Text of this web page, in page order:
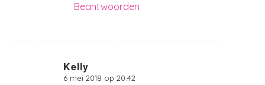
Beantwoorden
Kelly
zegt:
6 mei 2018 op 20:42